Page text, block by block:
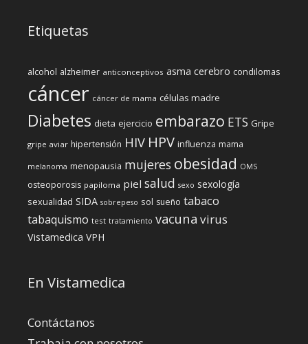
Etiquetas
alcohol alzheimer anticonceptivos asma cerebro condilomas
cáncer cáncer de mama células madre
Diabetes dieta ejercicio embarazo ETS Gripe
gripe aviar hipertensión HIV HPV influenza mama
melanoma menopausia mujeres obesidad OMS
osteoporosis papiloma piel salud sexo sexología
sexualidad SIDA sobrepeso sol sueño tabaco
tabaquismo test tratamiento vacuna virus
Vistamedica VPH
En Vistamedica
Contáctanos